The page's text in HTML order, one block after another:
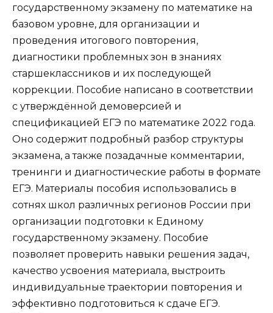
государственному экзамену по математике на
базовом уровне, для организации и
проведения итогового повторения,
диагностики проблемных зон в знаниях
старшеклассников и их последующей
коррекции. Пособие написано в соответствии
с утверждённой демоверсией и
спецификацией ЕГЭ по математике 2022 года.
Оно содержит подробный разбор структуры
экзамена, а также позадачные комментарии,
тренинги и диагностические работы в формате
ЕГЭ. Материалы пособия использовались в
сотнях школ различных регионов России при
организации подготовки к Единому
государственному экзамену. Пособие
позволяет проверить навыки решения задач,
качество усвоения материала, выстроить
индивидуальные траектории повторения и
эффективно подготовиться к сдаче ЕГЭ.